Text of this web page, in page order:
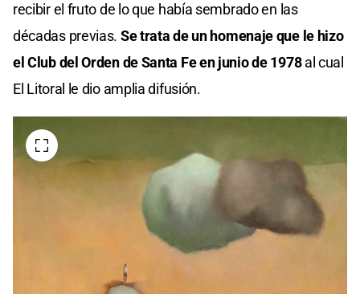
recibir el fruto de lo que había sembrado en las
décadas previas. Se trata de un homenaje que le hizo
el Club del Orden de Santa Fe en junio de 1978al cual
El Litoral le dio amplia difusión.